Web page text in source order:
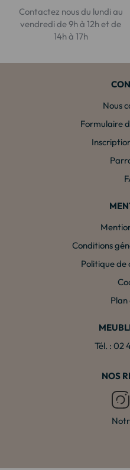
Contactez nous du lundi au
vendredi de 9h à 12h et de
14h à 17h
Nous
Formulaire
Conditions
Politique
Plan
Tél. : 02
NOS